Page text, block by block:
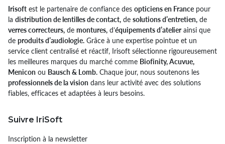
Irisoft est le partenaire de confiance des opticiens en France pour
la distribution de lentilles de contact, de solutions d’entretien, de
verres correcteurs, de montures, d’équipements d’atelierainsi que
de produits d’audiologie. Grâce à une expertise pointue et un
service client centralisé et réactif, Irisoft sélectionne rigoureusement
les meilleures marques du marché comme Biofinity, Acuvue,
Menicon ou Bausch & Lomb. Chaque jour, nous soutenons les
professionnels de la vision dans leur activité avec des solutions
fiables, efficaces et adaptées à leurs besoins.
Suivre IriSoft
Inscription à la newsletter